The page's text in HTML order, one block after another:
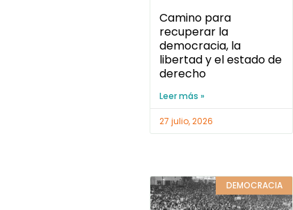
Camino para
recuperar la
democracia, la
libertad y el estado de
derecho
Leer más »
27 julio, 2026
DEMOCRACIA